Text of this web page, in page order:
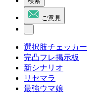
ご意見
選択肢チェッカー
完凸フレ掲示板
新シナリオ
リセマラ
最強ウマ娘